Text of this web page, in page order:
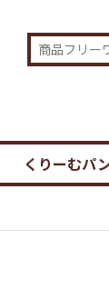
くりーむパ